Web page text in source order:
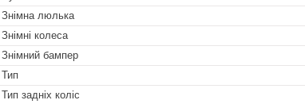
Знімна люлька
Знімні колеса
Знімний бампер
Тип
Тип задніх коліс